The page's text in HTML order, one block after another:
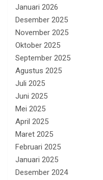
Januari 2026
Desember 2025
November 2025
Oktober 2025
September 2025
Agustus 2025
Juli 2025
Juni 2025
Mei 2025
April 2025
Maret 2025
Februari 2025
Januari 2025
Desember 2024